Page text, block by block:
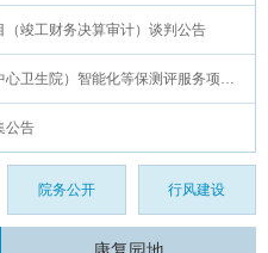
竣工财务决算审计）谈判公告
院）智能化等保测评服务项目谈判公告
公告
院务公开 行风建设